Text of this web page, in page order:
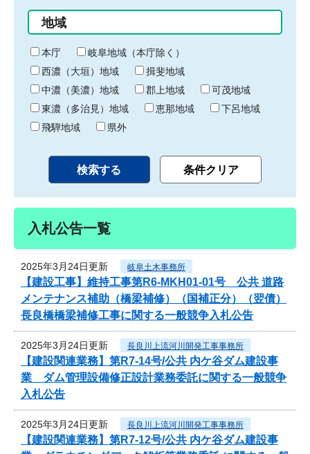
始
り
間
終
わ
り
地域
本庁
岐阜地域（本庁除く）
西濃（大垣）地域
揖斐地域
中濃（美濃）地域
郡上地域
可茂地域
東濃（多治見）地域
恵那地域
下呂地域
飛騨地域
県外
入札公告一覧
2025年3月24日更新 岐阜土木事務所
【建設工事】維持工事第R6-MKH01-01号 公共 道路
メンテナンス補助（橋梁補修）（国補正分）（翌債）
長良橋橋梁補修工事に関する一般競争入札公告
2025年3月24日更新 長良川上流河川開発工事事務所
【建設関連業務】第R7-14号/公共 内ケ谷ダム建設事
業 ダム管理設備修正設計業務委託に関する一般競争
入札公告
2025年3月24日更新 長良川上流河川開発工事事務所
【建設関連業務】第R7-12号/公共 内ケ谷ダム建設事